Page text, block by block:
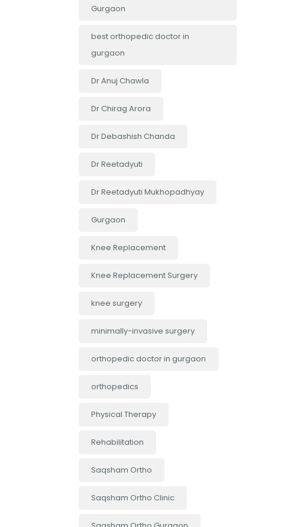
Gurgaon
best orthopedic doctor in
gurgaon
Dr Anuj Chawla
Dr Chirag Arora
Dr Debashish Chanda
Dr Reetadyuti
Dr Reetadyuti Mukhopadhyay
Gurgaon
Knee Replacement
Knee Replacement Surgery
knee surgery
minimally-invasive surgery
orthopedic doctor in gurgaon
orthopedics
Physical Therapy
Rehabilitation
Saqsham Ortho
Saqsham Ortho Clinic